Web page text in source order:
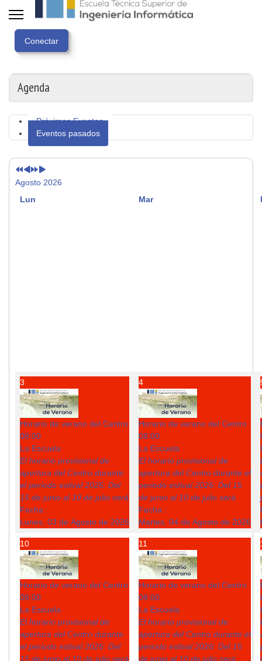
Agenda
Próximos Eventos
Eventos pasados
anterior
Agosto 2026
Lun
Mar
3
Horario de verano del Centro
08:00
La Escuela
El horario provisional de
apertura del Centro durante
el periodo estival 2026: Del
15 de junio al 10 de julio será
Fecha :
Lunes, 03 de Agosto de 2026
4
Horario de verano del Centro
08:00
La Escuela
El horario provisional de
apertura del Centro durante el
periodo estival 2026: Del 15
de junio al 10 de julio será
Fecha :
Martes, 04 de Agosto de 2026
10
Horario de verano del Centro
08:00
La Escuela
El horario provisional de
apertura del Centro durante
el periodo estival 2026: Del
15 de junio al 10 de julio será
11
Horario de verano del Centro
08:00
La Escuela
El horario provisional de
apertura del Centro durante el
periodo estival 2026: Del 15
de junio al 10 de julio será